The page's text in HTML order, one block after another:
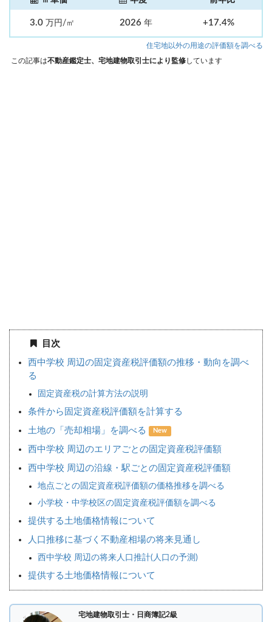
3.0 万円/㎡ 2026 年 +17.4%
住宅地以外の用途の評価額を調べる
この記事は不動産鑑定士、宅地建物取引士により監修しています
目次
西中学校 周辺の固定資産税評価額の推移・動向を調べ
る
固定資産税の計算方法の説明
条件から固定資産税評価額を計算する
土地の「売却相場」を調べる New
西中学校 周辺のエリアごとの固定資産税評価額
西中学校 周辺の沿線・駅ごとの固定資産税評価額
地点ごとの固定資産税評価額の価格推移を調べる
小学校・中学校区の固定資産税評価額を調べる
提供する土地価格情報について
人口推移に基づく不動産相場の将来見通し
西中学校 周辺の将来人口推計(人口の予測)
提供する土地価格情報について
宅地建物取引士・日商簿記2級